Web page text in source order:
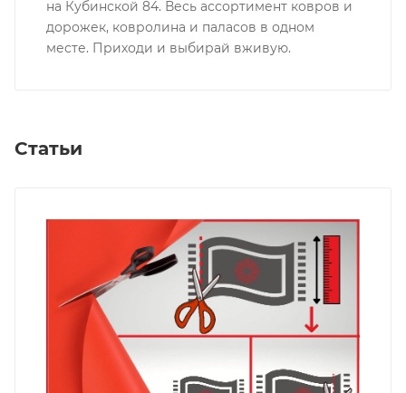
на Кубинской 84. Весь ассортимент ковров и
дорожек, ковролина и паласов в одном
месте. Приходи и выбирай вживую.
Статьи